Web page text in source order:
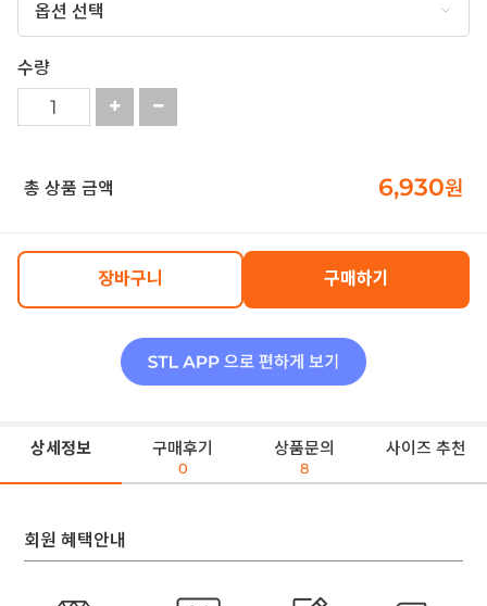
수량
총 상품 금액 6,930원
장바구니 구매하기
상세정보 구매후기
0
상품문의
8
사이즈 추천
회원 혜택안내